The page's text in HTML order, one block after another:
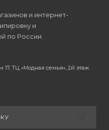
и интернет-
и
по России.
17, ТЦ «Модная семья», 2й этаж